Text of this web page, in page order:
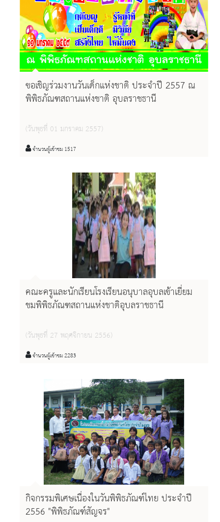
ขอเชิญร่วมงานวันเด็กแห่งชาติ ประจำปี 2557 ณ
พิพิธภัณฑสถานแห่งชาติ อุบลราชธานี
(วันพุธที่ 01 มกราคม 2557)
จำนวนผู้เข้าชม 1517
คณะครูและนักเรียนโรงเรียนอนุบาลอุบลเข้าเยี่ยม
ชมพิพิธภัณฑสถานแห่งชาติอุบลราชธานี
(วันพุธที่ 27 พฤศจิกายน 2556)
จำนวนผู้เข้าชม 2283
กิจกรรมพิเศษเนื่องในวันพิพิธภัณฑ์ไทย ประจำปี
2556 "พิพิธภัณฑ์สัญจร"